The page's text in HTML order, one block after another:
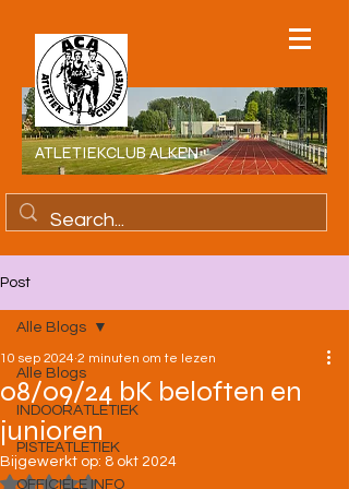
ATLETIEKCLUB ALKEN
Post
Alle Blogs
INDOORATLETIEK
PISTEATLETIEK
OFFICIELE INFO
Alle Blogs
08/09/24 bK beloften en
junioren
10 sep 2024 2 minuten om te lezen
Bijgewerkt op: 8 okt 2024
Beoordeeld met NaN uit 5 sterren.